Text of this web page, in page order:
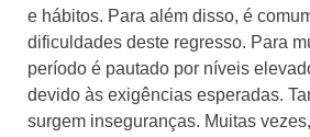
e hábitos. Para além disso, é
dificuldades deste regresso. Para
período é pautado por níveis
devido às exigências esperadas.
surgem inseguranças. Muitas vezes,